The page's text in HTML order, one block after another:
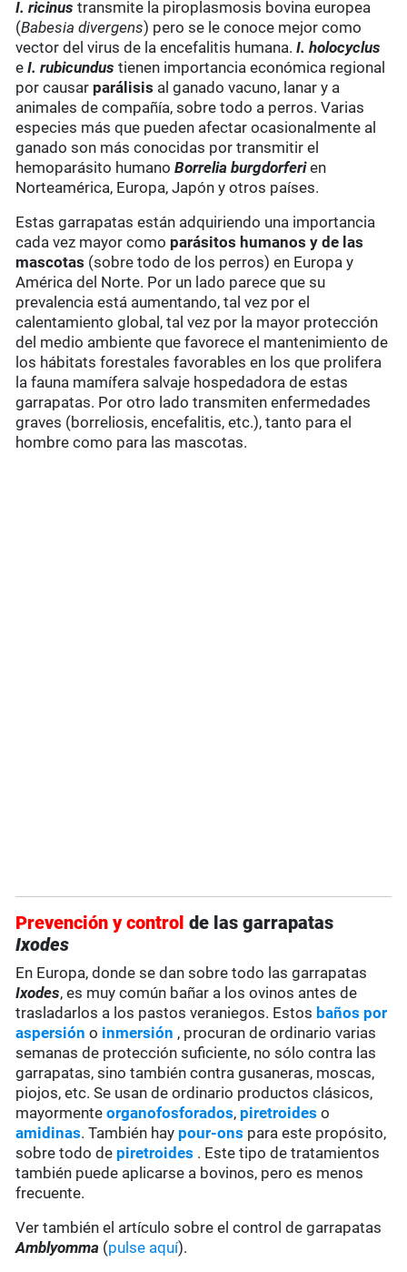
I. ricinus transmite la piroplasmosis bovina europea
(Babesia divergens) pero se le conoce mejor como
vector del virus de la encefalitis humana.I. holocyclus
eI. rubicundus tienen importancia económica regional
por causar parálisis al ganado vacuno, lanar y a
animales de compañía, sobre todo a perros. Varias
especies más que pueden afectar ocasionalmente al
ganado son más conocidas por transmitir el
hemoparásito humanoBorrelia burgdorferien
Norteamérica, Europa, Japón y otros países.
Estas garrapatas están adquiriendo una importancia
cada vez mayor como parásitos humanos y de las
mascotas (sobre todo de los perros) en Europa y
América del Norte. Por un lado parece que su
prevalencia está aumentando, tal vez por el
calentamiento global, tal vez por la mayor protección
del medio ambiente que favorece el mantenimiento de
los hábitats forestales favorables en los que prolifera
la fauna mamífera salvaje hospedadora de estas
garrapatas. Por otro lado transmiten enfermedades
graves (borreliosis, encefalitis, etc.), tanto para el
hombre como para las mascotas.
Prevención y controlde las garrapatas
Ixodes
En Europa, donde se dan sobre todo las garrapatas
Ixodes, es muy común bañar a los ovinos antes de
trasladarlos a los pastos veraniegos. Estos baños por
aspersión o inmersión , procuran de ordinario varias
semanas de protección suficiente, no sólo contra las
garrapatas, sino también contra gusaneras, moscas,
piojos, etc. Se usan de ordinario productos clásicos,
mayormenteorganofosforados, piretroides o
amidinas. También hay pour-ons para este propósito,
sobre todo de piretroides . Este tipo de tratamientos
también puede aplicarse a bovinos, pero es menos
frecuente.
Ver también el artículo sobre el control de garrapatas
Amblyomma (pulse aquí).